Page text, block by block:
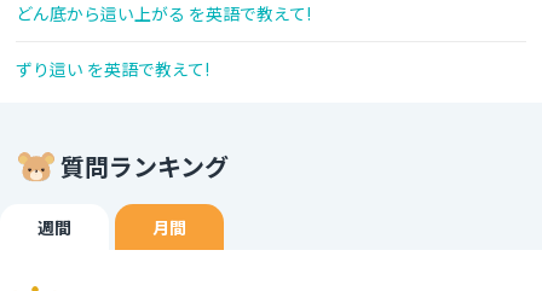
どん底から這い上がる を英語で教えて!
ずり這い を英語で教えて!
質問ランキング
週間 月間